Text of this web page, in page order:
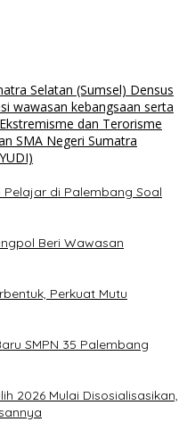
Pelajar di Palembang Soal
Beri Wawasan
Perkuat Mutu
SMPN 35 Palembang
2026 Mulai Disosialisasikan,